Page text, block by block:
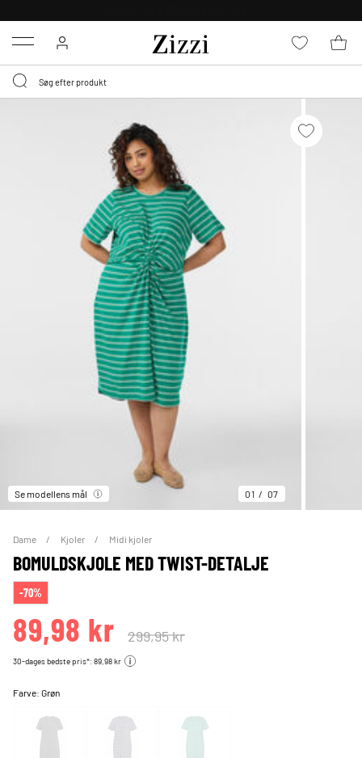
Menu
Se modellens mål 01 07
Dame Kjoler Midi kjoler
BOMULDSKJOLE MED TWIST-DETALJE
-70%
89,98 kr 299,95 kr
30-dages bedste pris*: 89,98 kr
Farve:Grøn